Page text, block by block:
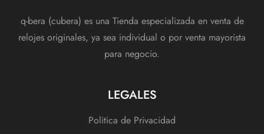
q-bera (cubera) es una Tienda especializada en venta de
relojes originales, ya sea individual o por venta mayorista
para negocio.
LEGALES
Politica de Privacidad